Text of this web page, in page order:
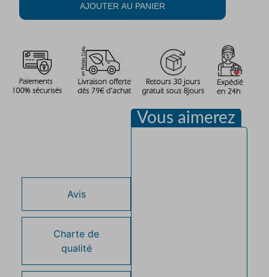
AJOUTER AU PANIER
Avis
Charte de
qualité
Vous aimerez